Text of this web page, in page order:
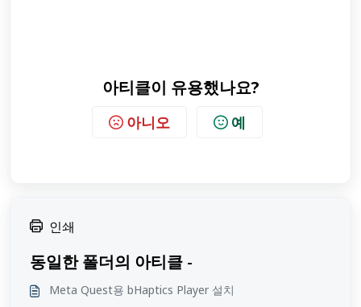
아티클이 유용했나요?
아니오 예
인쇄
동일한 폴더의 아티클 -
Meta Quest용 bHaptics Player 설치